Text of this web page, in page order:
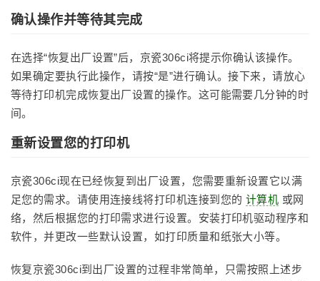
确认操作并等待其完成
在选择“恢复出厂设置”后，京瓷306ci将提示你确认该操作。
如果确定要执行此操作，请按“是”进行确认。接下来，请放心
等待打印机完成恢复出厂设置的操作。这可能需要几分钟的时
间。
重新设置您的打印机
京瓷306ci现在已经恢复到出厂设置，您需要重新设置它以满
足您的需求。请使用连接线将打印机连接到您的 计算机 或网
络，然后根据您的打印需求进行设置。安装打印机驱动程序和
软件，并更改一些默认设置，如打印质量和纸张大小等。
恢复京瓷306ci到出厂设置的过程非常简单，只需按照上述步